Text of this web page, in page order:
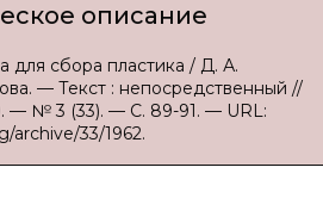
описание
сбора пластика / Д. А.
— Текст : непосредственный //
— № 3 (33). — С. 89-91. — URL:
archive/33/1962.